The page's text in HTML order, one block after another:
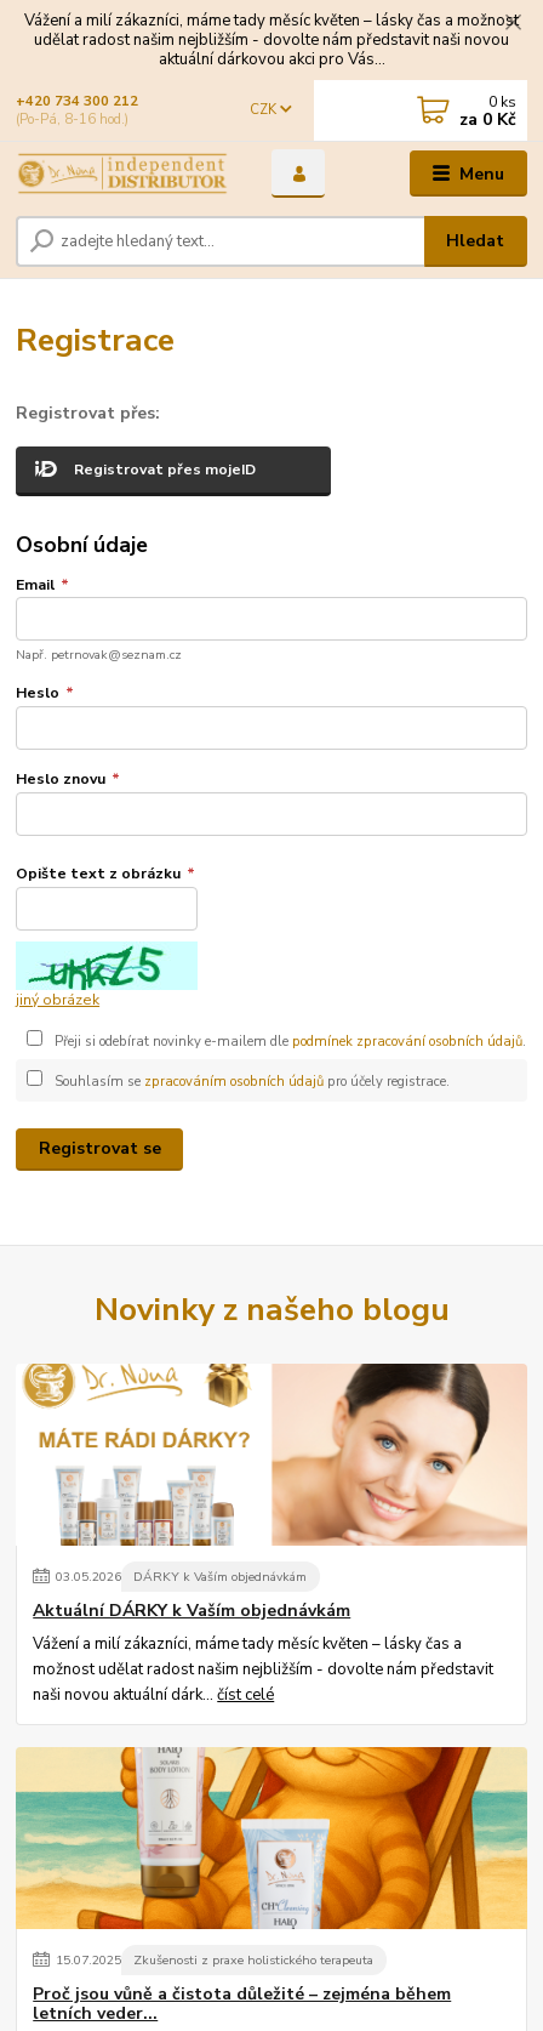
Vážení a milí zákazníci, máme tady měsíc květen – lásky čas a možnost
udělat radost našim nejbližším - dovolte nám představit naši novou
aktuální dárkovou akci pro Vás...
Menu
CZK
Hledat
+420 734 300 212
(Po-Pá, 8-16 hod.)
0 ks
za 0 Kč
Registrace
Registrovat přes:
Registrovat přes mojeID
Osobní údaje
Email *
Např. petrnovak@seznam.cz
Heslo *
Heslo znovu *
Opište text z obrázku *
jiný obrázek
Přeji si odebírat novinky e-mailem dle podmínek zpracování osobních údajů.
Souhlasím se zpracováním osobních údajůpro účely registrace.
Registrovat se
Novinky z našeho blogu
03.05.2026 DÁRKY k Vaším objednávkám
Aktuální DÁRKY k Vaším objednávkám
Vážení a milí zákazníci, máme tady měsíc květen – lásky čas a
možnost udělat radost našim nejbližším - dovolte nám představit
naši novou aktuální dárk...číst celé
15.07.2025 Zkušenosti z praxe holistického terapeuta
Proč jsou vůně a čistota důležité – zejména během
letních veder...